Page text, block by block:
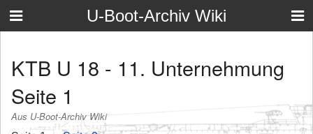
U-Boot-Archiv Wiki
KTB U 18 - 11. Unternehmung
Seite 1
Aus U-Boot-Archiv Wiki